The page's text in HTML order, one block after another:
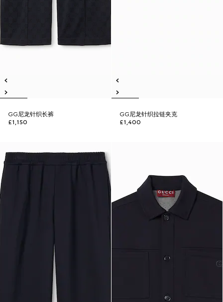
GG尼龙针织长裤
£1,150
GG尼龙针织拉链夹克
£1,400